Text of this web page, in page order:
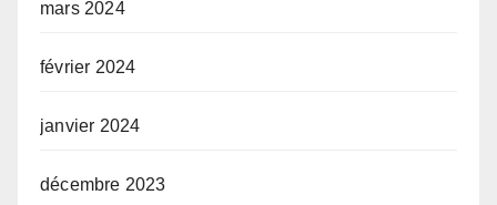
mars 2024
février 2024
janvier 2024
décembre 2023